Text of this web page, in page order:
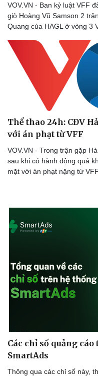
Dinh dưỡng - món ngon
Cây thuốc
Sản phụ khoa
Nhi khoa
Nam khoa
Làm đẹp - giảm cân
VOV.VN - Ban kỷ luật VFF
giò Hoàng Vũ Samson 2
Quang của HAGL ở vòng 3
Thể thao 24h: CĐV
với án phạt từ VFF
VOV.VN - Trong trận gặp
sau khi có hành động quá
mặt với án phạt nặng từ VFF.
Các chỉ số quảng
SmartAds
Thông qua các chỉ số này,